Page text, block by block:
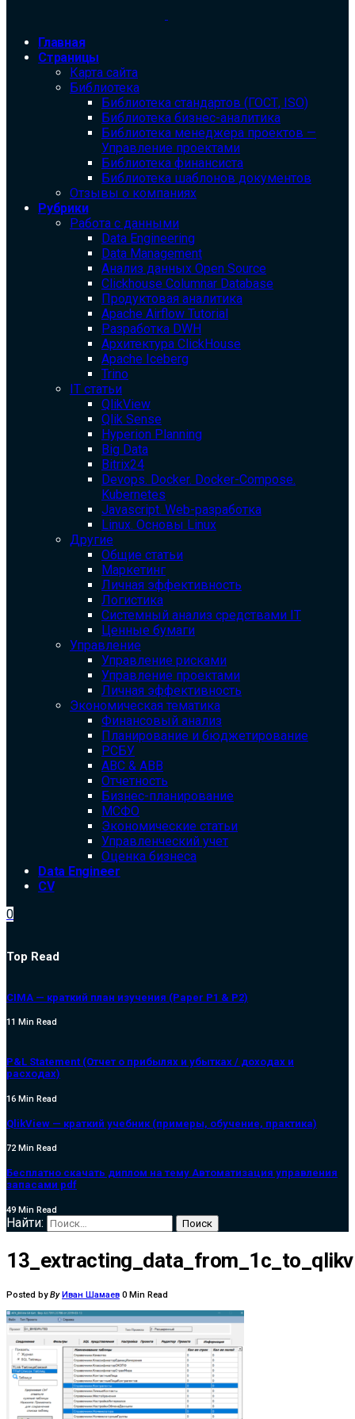
Главная
Страницы
Карта сайта
Библиотека
Библиотека cтандартов (ГОСТ, ISO)
Библиотека бизнес-аналитика
Библиотека менеджера проектов —
Управление проектами
Библиотека финансиста
Библиотека шаблонов документов
Отзывы о компаниях
Рубрики
Работа с данными
Data Engineering
Data Management
Анализ данных Open Source
Clickhouse Columnar Database
Продуктовая аналитика
Apache Airflow Tutorial
Разработка DWH
Архитектура ClickHouse
Apache Iceberg
Trino
IT статьи
QlikView
Qlik Sense
Hyperion Planning
Big Data
Bitrix24
Devops. Docker. Docker-Compose.
Kubernetes
Javascript. Web-разработка
Linux. Основы Linux
Другие
Общие статьи
Маркетинг
Личная эффективность
Логистика
Системный анализ средствами IT
Ценные бумаги
Управление
Управление рисками
Управление проектами
Личная эффективность
Экономическая тематика
Финансовый анализ
Планирование и бюджетирование
РСБУ
ABC & ABB
Отчетность
Бизнес-планирование
МСФО
Экономические статьи
Управленческий учет
Оценка бизнеса
Data Engineer
CV
0
Top Read
CIMA — краткий план изучения (Paper P1 & P2)
11 Min Read
P&L Statement (Отчет о прибылях и убытках / доходах и
расходах)
16 Min Read
QlikView — краткий учебник (примеры, обучение, практика)
72 Min Read
Бесплатно скачать диплом на тему Автоматизация управления
запасами pdf
49 Min Read
Найти:
Posted by ByИван Шамаев 0 Min Read